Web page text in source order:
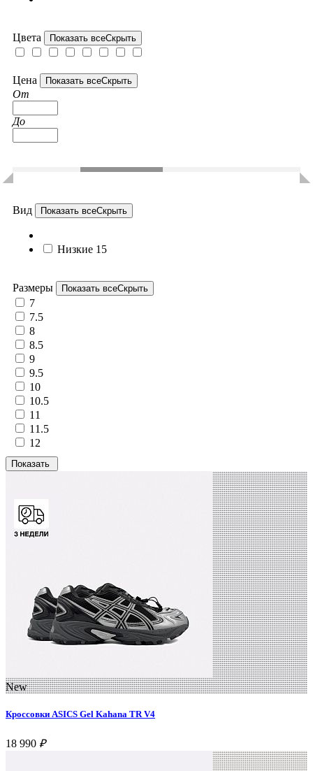
Цвета Показать всеСкрыть
Цена Показать всеСкрыть
От
До
Вид Показать всеСкрыть
Низкие 15
Размеры Показать всеСкрыть
7
7.5
8
8.5
9
9.5
10
10.5
11
11.5
12
New
Кроссовки ASICS Gel Kahana TR V4
18 990 ₽